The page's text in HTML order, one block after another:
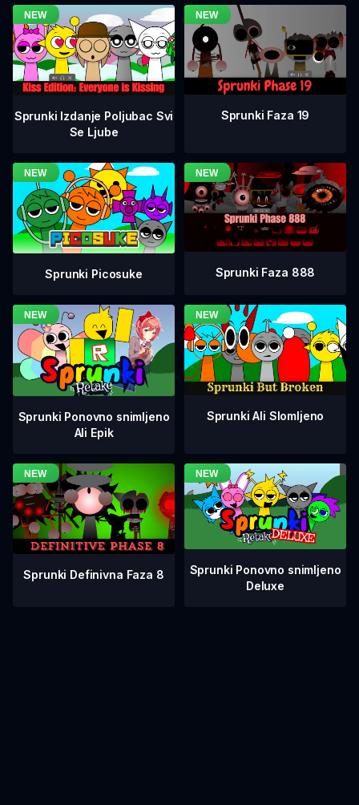
Sprunki Izdanje Poljubac Svi
Se Ljube
Sprunki Faza 19
Sprunki Picosuke Sprunki Faza 888
Sprunki Ponovno snimljeno
Ali Epik
Sprunki Ali Slomljeno
Sprunki Definivna Faza 8
Sprunki Ponovno snimljeno
Deluxe